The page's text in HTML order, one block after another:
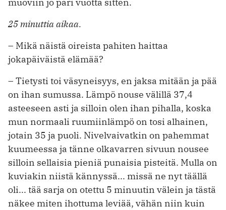
25 minuttia aikaa.
– Mikä näistä oireista pahiten haittaa
jokapäiväistä elämää?
– Tietysti toi väsyneisyys, en jaksa mitään ja pää
on ihan sumussa. Lämpö nouse välillä 37,4
asteeseen asti ja silloin olen ihan pihalla, koska
mun normaali ruumiinlämpö on tosi alhainen,
jotain 35 ja puoli. Nivelvaivatkin on pahemmat
kuumeessa ja tänne olkavarren sivuun nousee
silloin sellaisia pieniä punaisia pisteitä. Mulla on
kuviakin niistä kännyssä... missä ne nyt täällä
oli... tää sarja on otettu 5 minuutin välein ja tästä
näkee miten ihottuma leviää, vähän niin kuin